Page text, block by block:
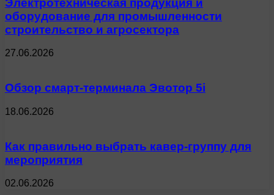
оборудование для промышленности
строительство и агросектора
27.06.2026
Обзор смарт-терминала Эвотор 5i
18.06.2026
Как правильно выбрать кавер-группу для
мероприятия
02.06.2026